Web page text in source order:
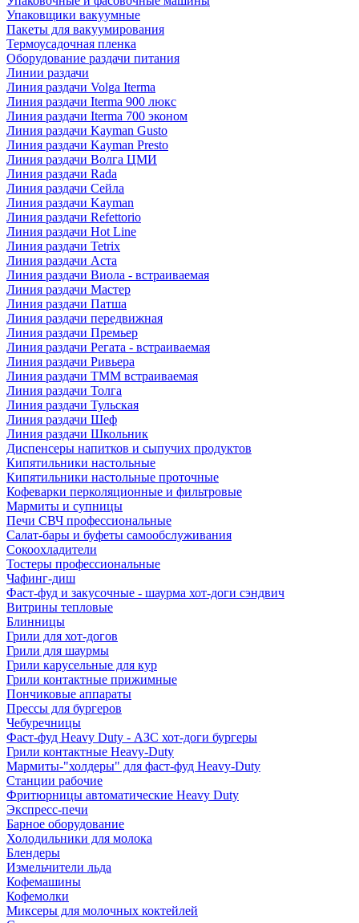
Упаковщики вакуумные
Пакеты для вакуумирования
Термоусадочная пленка
Оборудование раздачи питания
Линии раздачи
Линия раздачи Volga Iterma
Линия раздачи Iterma 900 люкс
Линия раздачи Iterma 700 эконом
Линия раздачи Kayman Gusto
Линия раздачи Kayman Presto
Линия раздачи Волга ЦМИ
Линия раздачи Rada
Линия раздачи Сейла
Линия раздачи Kayman
Линия раздачи Refettorio
Линия раздачи Hot Line
Линия раздачи Tetrix
Линия раздачи Аста
Линия раздачи Виола - встраиваемая
Линия раздачи Мастер
Линия раздачи Патша
Линия раздачи передвижная
Линия раздачи Премьер
Линия раздачи Регата - встраиваемая
Линия раздачи Ривьера
Линия раздачи ТММ встраиваемая
Линия раздачи Толга
Линия раздачи Тульская
Линия раздачи Шеф
Линия раздачи Школьник
Диспенсеры напитков и сыпучих продуктов
Кипятильники настольные
Кипятильники настольные проточные
Кофеварки перколяционные и фильтровые
Мармиты и супницы
Печи СВЧ профессиональные
Салат-бары и буфеты самообслуживания
Сокоохладители
Тостеры профессиональные
Чафинг-диш
Фаст-фуд и закусочные - шаурма хот-доги сэндвич
Витрины тепловые
Блинницы
Грили для хот-догов
Грили для шаурмы
Грили карусельные для кур
Грили контактные прижимные
Пончиковые аппараты
Прессы для бургеров
Чебуречницы
Фаст-фуд Heavy Duty - АЗС хот-доги бургеры
Грили контактные Heavy-Duty
Мармиты-"холдеры" для фаст-фуд Heavy-Duty
Станции рабочие
Фритюрницы автоматические Heavy Duty
Экспресс-печи
Барное оборудование
Холодильники для молока
Блендеры
Измельчители льда
Кофемашины
Кофемолки
Миксеры для молочных коктейлей